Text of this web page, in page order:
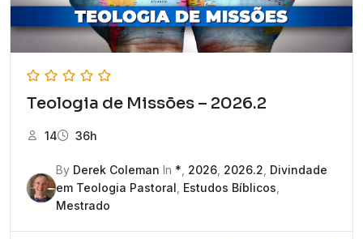
Teologia de Missões – 2026.2
14 36h
By Derek Coleman In * 2026 2026.2 Divindade
em Teologia Pastoral Estudos Bíblicos
Mestrado